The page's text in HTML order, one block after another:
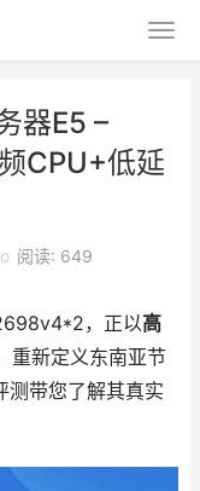
器E5 –
CPU+低延
o 阅读: 649
，正以高
重新定义东南亚节
测带您了解其真实